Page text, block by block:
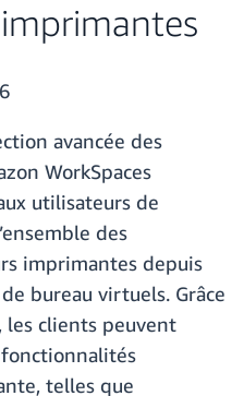
avancée des
WorkSpaces
utilisateurs de
des
imprimantes depuis
bureau virtuels. Grâce
les clients peuvent
telles que